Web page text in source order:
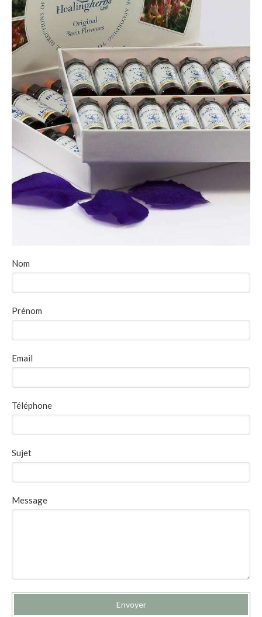
Nom
Prénom
Email
Téléphone
Sujet
Message
Envoyer